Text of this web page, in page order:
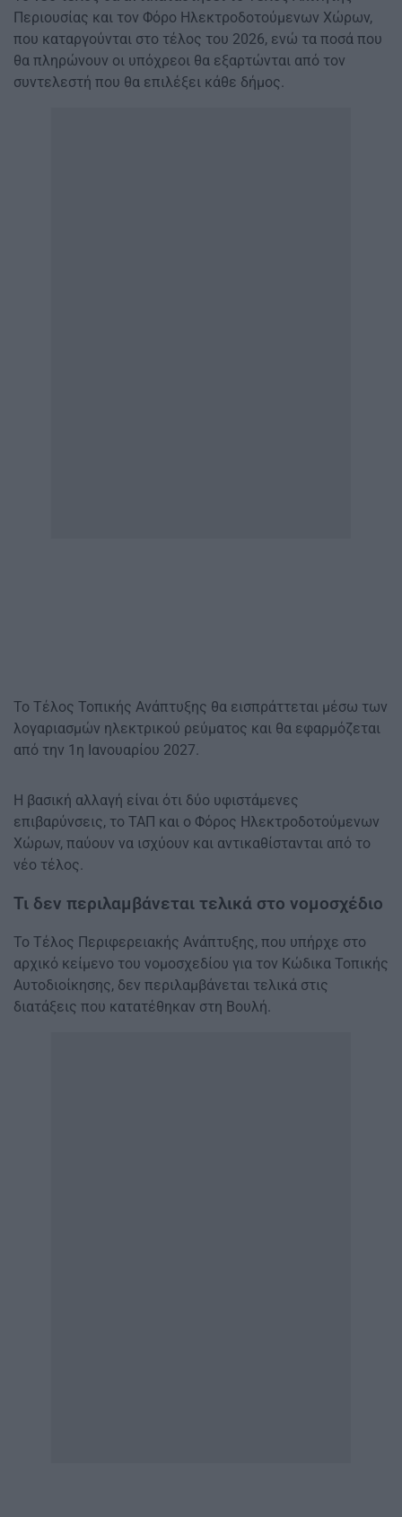
Περιουσίας και τον Φόρο Ηλεκτροδοτούμενων Χώρων,
που καταργούνται στο τέλος του 2026, ενώ τα ποσά που
θα πληρώνουν οι υπόχρεοι θα εξαρτώνται από τον
συντελεστή που θα επιλέξει κάθε δήμος.
Το Τέλος Τοπικής Ανάπτυξης θα εισπράττεται μέσω των
λογαριασμών ηλεκτρικού ρεύματος και θα εφαρμόζεται
από την 1η Ιανουαρίου 2027.
Η βασική αλλαγή είναι ότι δύο υφιστάμενες
επιβαρύνσεις, το ΤΑΠ και ο Φόρος Ηλεκτροδοτούμενων
Χώρων, παύουν να ισχύουν και αντικαθίστανται από το
νέο τέλος.
Τι δεν περιλαμβάνεται τελικά στο νομοσχέδιο
Το Τέλος Περιφερειακής Ανάπτυξης, που υπήρχε στο
αρχικό κείμενο του νομοσχεδίου για τον Κώδικα Τοπικής
Αυτοδιοίκησης, δεν περιλαμβάνεται τελικά στις
διατάξεις που κατατέθηκαν στη Βουλή.